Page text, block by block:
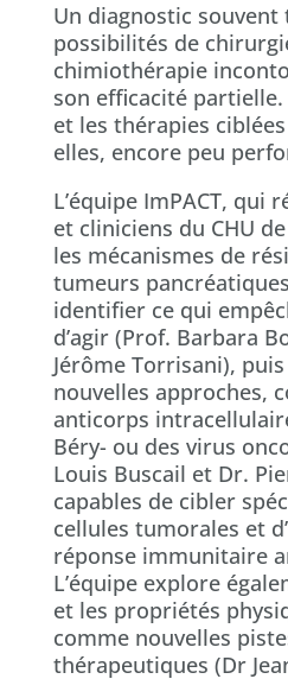
Un diagnostic
possibilités de
chimiothérapie
son efficacité
et les thérapies
elles, encore peu
L’équipe ImPACT, qui
et cliniciens du CHU
les mécanismes de
tumeurs
identifier ce qui
d’agir (Prof. Barbara
Jérôme Torrisani),
nouvelles approches,
anticorps
Béry- ou des virus
Louis Buscail et Dr.
capables de cibler
cellules tumorales et
réponse immunitaire
L’équipe explore
et les propriétés
comme nouvelles
thérapeutiques (Dr